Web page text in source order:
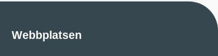
Webbplatsen